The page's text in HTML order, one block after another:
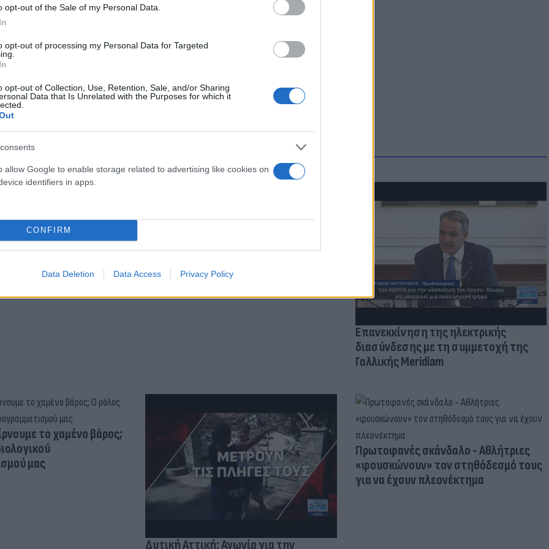
opt-out of the Sale of my Personal Data.
opt-out of processing my Personal Data for Targeted
opt-out of Collection, Use, Retention, Sale, and/or Sharing
Data that Is Unrelated with the Purposes for which it
allow Google to enable storage related to advertising like cookies on
identifiers in apps.
CONFIRM
Data Deletion Data Access Privacy Policy
Θρησκευμάτων και Αθλητισμού
για Κωνσταντέλια
Skin dysmorphia: Όταν η εμμονή με το
ψυχικής υγείας
Επανεκκίνηση της ηλεκτρικής
διασύνδεσης με τη συμμετοχή της
Γαλλικής Meridiam
το χαμένο βάρος;
μας
Δυτική Αττική: Αγωνία για την
Πρωτοφανές σκάνδαλο - Aθλήτριες
«φουσκώνουν» τον στηθόδεσμό τους
για να έχουν πλεονέκτημα